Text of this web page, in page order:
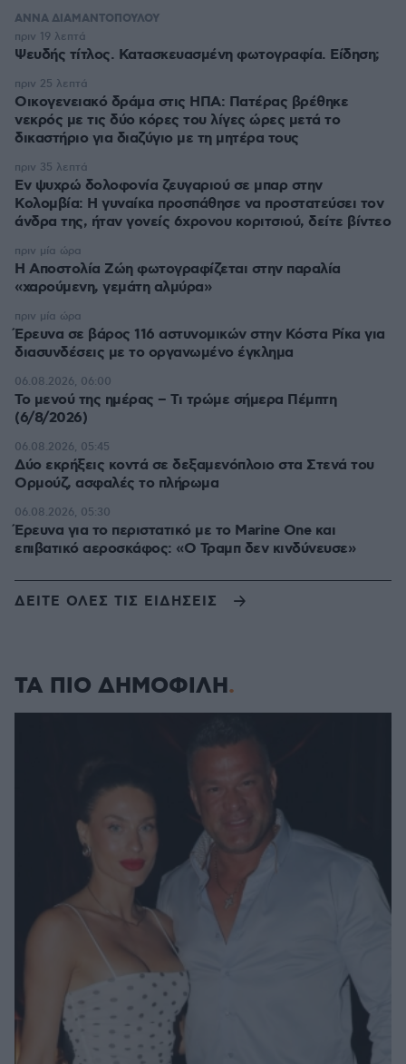
ΑΝΝΑ ΔΙΑΜΑΝΤΟΠΟΥΛΟΥ
Ψευδής τίτλος. Κατασκευασμένη φωτογραφία. Είδηση;
πριν 19 λεπτά
Οικογενειακό δράμα στις ΗΠΑ: Πατέρας βρέθηκε
νεκρός με τις δύο κόρες του λίγες ώρες μετά το
δικαστήριο για διαζύγιο με τη μητέρα τους
πριν 25 λεπτά
Εν ψυχρώ δολοφονία ζευγαριού σε μπαρ στην
Κολομβία: Η γυναίκα προσπάθησε να προστατεύσει τον
άνδρα της, ήταν γονείς 6χρονου κοριτσιού, δείτε βίντεο
πριν 35 λεπτά
H Αποστολία Ζώη φωτογραφίζεται στην παραλία
«χαρούμενη, γεμάτη αλμύρα»
πριν μία ώρα
Έρευνα σε βάρος 116 αστυνομικών στην Κόστα Ρίκα για
διασυνδέσεις με το οργανωμένο έγκλημα
πριν μία ώρα
Το μενού της ημέρας – Τι τρώμε σήμερα Πέμπτη
(6/8/2026)
06.08.2026, 06:00
Δύο εκρήξεις κοντά σε δεξαμενόπλοιο στα Στενά του
Ορμούζ, ασφαλές το πλήρωμα
06.08.2026, 05:45
Έρευνα για το περιστατικό με το Marine One και
επιβατικό αεροσκάφος: «Ο Τραμπ δεν κινδύνευσε»
06.08.2026, 05:30
ΔΕΙΤΕ ΟΛΕΣ ΤΙΣ ΕΙΔΗΣΕΙΣ
ΤΑ ΠΙΟ ΔΗΜΟΦΙΛΗ